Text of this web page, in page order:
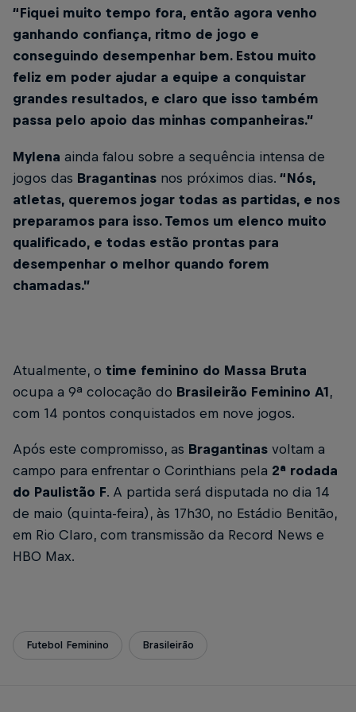
“Fiquei muito tempo fora, então agora venho
ganhando confiança, ritmo de jogo e
conseguindo desempenhar bem. Estou muito
feliz em poder ajudar a equipe a conquistar
grandes resultados, e claro que isso também
passa pelo apoio das minhas companheiras.”
Mylena ainda falou sobre a sequência intensa de
jogos das Bragantinas nos próximos dias. “Nós,
atletas, queremos jogar todas as partidas, e nos
preparamos para isso. Temos um elenco muito
qualificado, e todas estão prontas para
desempenhar o melhor quando forem
chamadas.”
Atualmente, o time feminino do Massa Bruta
ocupa a 9ª colocação do Brasileirão Feminino A1,
com 14 pontos conquistados em nove jogos.
Após este compromisso, as Bragantinas voltam a
campo para enfrentar o Corinthians pela 2ª rodada
do Paulistão F. A partida será disputada no dia 14
de maio (quinta-feira), às 17h30, no Estádio Benitão,
em Rio Claro, com transmissão da Record News e
HBO Max.
Futebol Feminino Brasileirão